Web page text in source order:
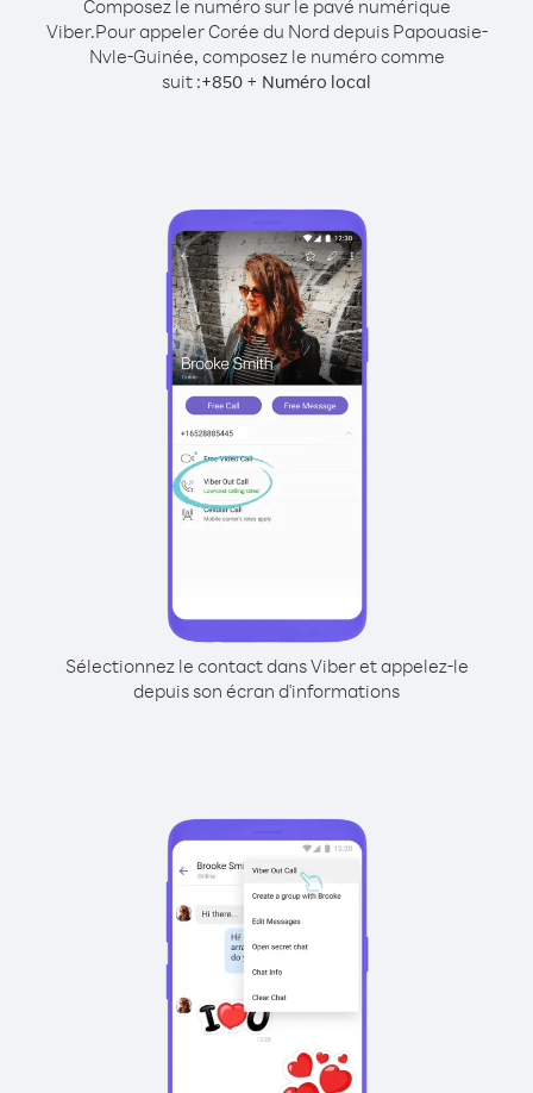
Composez le numéro sur le pavé numérique
Viber.Pour appeler Corée du Nord depuis Papouasie-
Nvle-Guinée, composez le numéro comme
suit :+850 + Numéro local
Sélectionnez le contact dans Viber et appelez-le
depuis son écran d'informations